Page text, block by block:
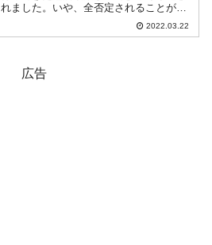
れました。いや、全否定されることが決
定的になりました。2022年03月21日、尹
錫悦（ユン・ソギョル）次期大統領が経
2022.03.22
広告